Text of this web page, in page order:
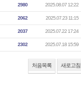
2980 2025.08.07 12:22
2062 2025.07.23 11:15
2037 2025.07.22 17:24
2302 2025.07.18 15:59
처음목록 새로고침